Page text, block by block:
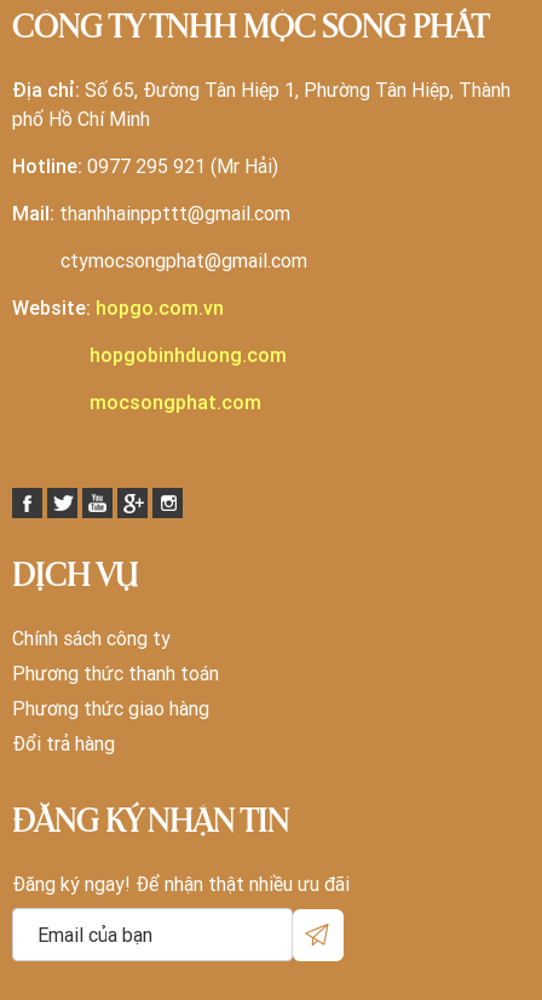
CÔNG TY TNHH MỘC SONG PHÁT
Địa chỉ: Số 65, Đường Tân Hiệp 1, Phường Tân Hiệp, Thành
phố Hồ Chí Minh
Hotline: 0977 295 921 (Mr Hải)
Mail: thanhhainppttt@gmail.com
ctymocsongphat@gmail.com
Website: hopgo.com.vn
hopgobinhduong.com
mocsongphat.com
DỊCH VỤ
Chính sách công ty
Phương thức thanh toán
Phương thức giao hàng
Đổi trả hàng
ĐĂNG KÝ NHẬN TIN
Đăng ký ngay! Để nhận thật nhiều ưu đãi